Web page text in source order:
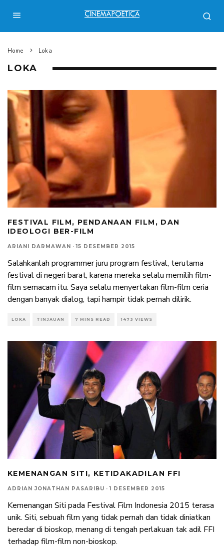
Home Loka
LOKA
FESTIVAL FILM, PENDANAAN FILM, DAN
IDEOLOGI BER-FILM
ARIANI DARMAWAN · 15 DESEMBER 2015
Salahkanlah programmer juru program festival, terutama
festival di negeri barat, karena mereka selalu memilih film-
film semacam itu. Saya selalu menyertakan film-film ceria
dengan banyak dialog, tapi hampir tidak pernah dilirik.
LOKA TINJAUAN 7 MINS READ 1473 VIEWS
KEMENANGAN SITI, KETIDAKADILAN FFI
ADRIAN JONATHAN PASARIBU · 1 DESEMBER 2015
Kemenangan Siti pada Festival Film Indonesia 2015 terasa
unik. Siti, sebuah film yang tidak pernah dan tidak diniatkan
beredar di bioskop, menang di tengah perlakuan tak adil FFI
terhadap film-film non-bioskop.